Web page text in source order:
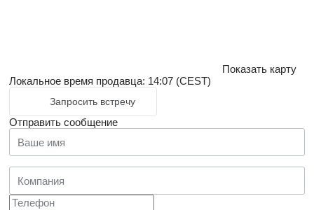
Показать карту
Локальное время продавца: 14:07 (CEST)
Запросить встречу
Отправить сообщение